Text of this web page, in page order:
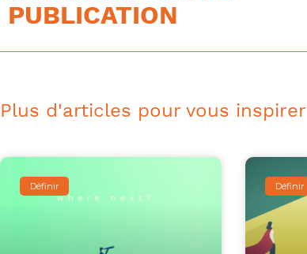
PUBLICATION
Plus d'articles pour vous inspirer
Définir Définir